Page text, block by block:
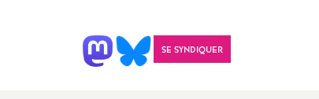
SE SYNDIQUER